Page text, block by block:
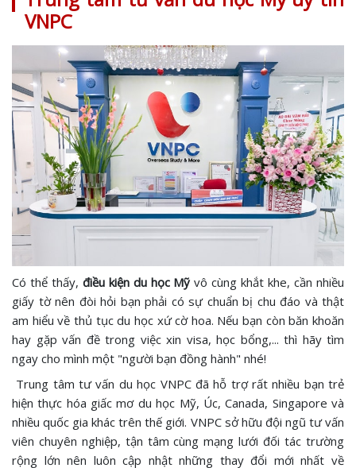
VNPC
Có thể thấy, điều kiện du học Mỹvô cùng khắt khe, cần nhiều
giấy tờ nên đòi hỏi bạn phải có sự chuẩn bị chu đáo và thật
am hiểu về thủ tục du học xứ cờ hoa. Nếu bạn còn băn khoăn
hay gặp vấn đề trong việc xin visa, học bổng,... thì hãy tìm
ngay cho mình một "người bạn đồng hành" nhé!
Trung tâm tư vấn du học VNPC đã hỗ trợ rất nhiều bạn trẻ
hiện thực hóa giấc mơ du học Mỹ, Úc, Canada, Singapore và
nhiều quốc gia khác trên thế giới. VNPC sở hữu đội ngũ tư vấn
viên chuyên nghiệp, tận tâm cùng mạng lưới đối tác trường
rộng lớn nên luôn cập nhật những thay đổi mới nhất về